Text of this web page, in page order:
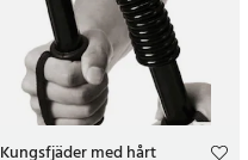
Kungsfjäder med hårt